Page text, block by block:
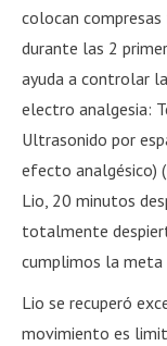
colocan compresas
durante las 2
ayuda a controlar
electro analgesia:
Ultrasonido por
efecto analgésico)
Lio, 20 minutos
totalmente
cumplimos la meta
Lio se recuperó
movimiento es